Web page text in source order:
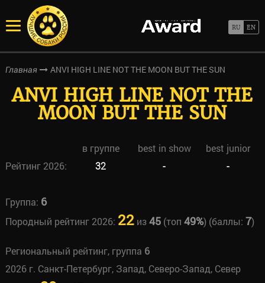
Главная ANVI HIGH LINE NOT THE MOON BUT THE SUN
ANVI HIGH LINE NOT THE
MOON BUT THE SUN
в группе best in show
best junior
Рейтинг 2026:
32 - -
Группа: 6
Породный рейтинг 2026: 22из45(топ 49%) (баллы: 7)
Региональный рейтинг, группа 6
2026 г. Санкт-Петербург, Запад, Северо-Запад, Север